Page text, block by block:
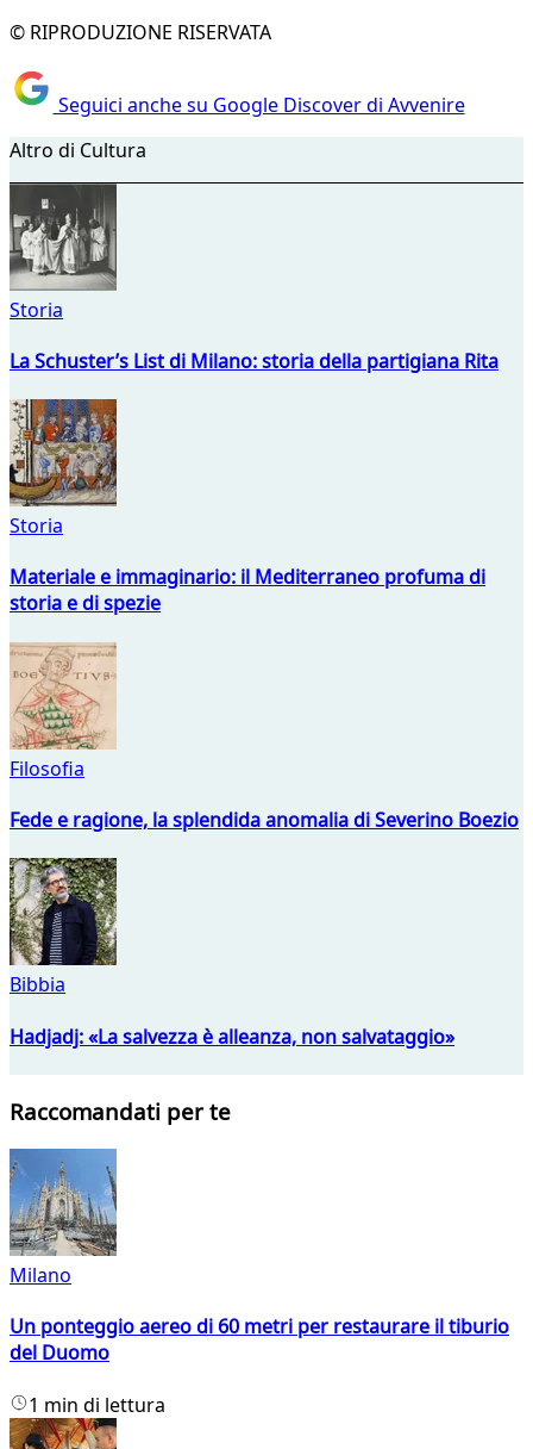
© RIPRODUZIONE RISERVATA
Seguici anche su Google Discover di Avvenire
Altro di Cultura
Storia
La Schuster’s List di Milano: storia della partigiana Rita
Storia
Materiale e immaginario: il Mediterraneo profuma di
storia e di spezie
Filosofia
Fede e ragione, la splendida anomalia di Severino Boezio
Bibbia
Hadjadj: «La salvezza è alleanza, non salvataggio»
Raccomandati per te
Milano
Un ponteggio aereo di 60 metri per restaurare il tiburio
del Duomo
1 min di lettura